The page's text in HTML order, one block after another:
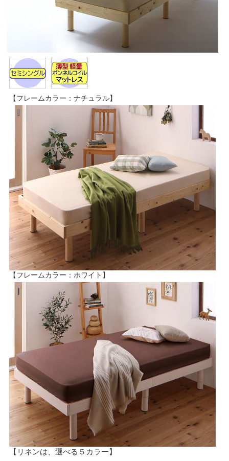
【フレームカラー：ナチュラル】
【フレームカラー：ホワイト】
【リネンは、選べる５カラー】